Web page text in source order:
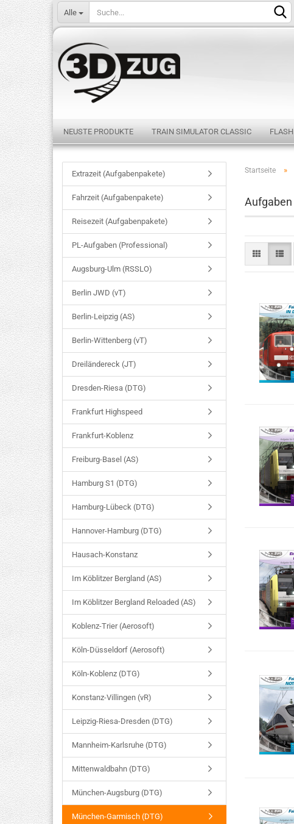
Alle
NEUSTE PRODUKTE TRAIN SIMULATOR CLASSIC
Startseite »
Extrazeit (Aufgabenpakete)
Fahrzeit (Aufgabenpakete)
Reisezeit (Aufgabenpakete)
PL-Aufgaben (Professional)
Augsburg-Ulm (RSSLO)
Berlin JWD (vT)
Berlin-Leipzig (AS)
Berlin-Wittenberg (vT)
Dreiländereck (JT)
Dresden-Riesa (DTG)
Frankfurt Highspeed
Frankfurt-Koblenz
Freiburg-Basel (AS)
Hamburg S1 (DTG)
Hamburg-Lübeck (DTG)
Hannover-Hamburg (DTG)
Hausach-Konstanz
Im Köblitzer Bergland (AS)
Im Köblitzer Bergland Reloaded (AS)
Koblenz-Trier (Aerosoft)
Köln-Düsseldorf (Aerosoft)
Köln-Koblenz (DTG)
Konstanz-Villingen (vR)
Leipzig-Riesa-Dresden (DTG)
Mannheim-Karlsruhe (DTG)
Mittenwaldbahn (DTG)
München-Augsburg (DTG)
München-Garmisch (DTG)